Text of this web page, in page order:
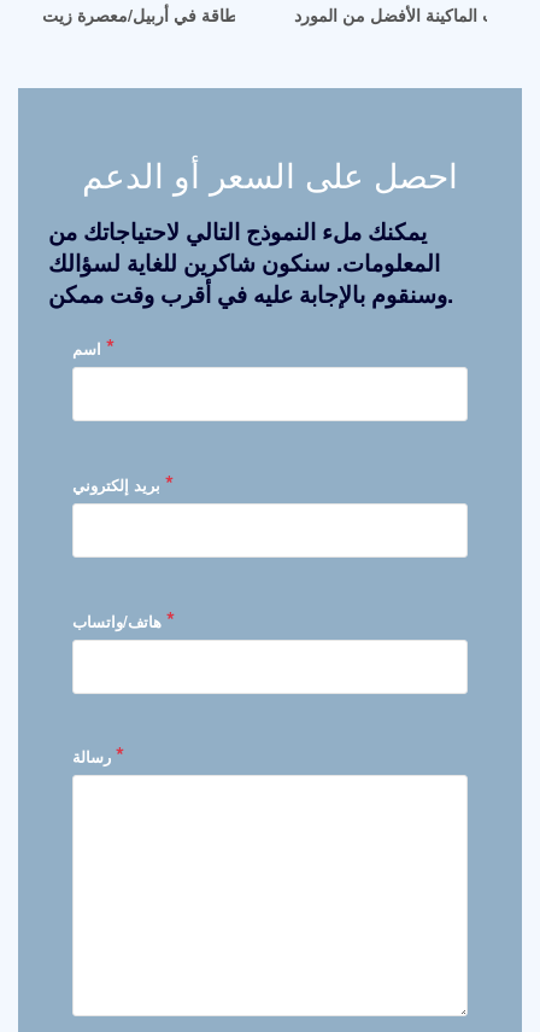
آلات عصر الزيت الكبيرة الموفرة للطاقة في أربيل/معصرة زيت
زيت الماكينة الأفضل من المورد
احصل على السعر أو الدعم
يمكنك ملء النموذج التالي لاحتياجاتك من
المعلومات. سنكون شاكرين للغاية لسؤالك
وسنقوم بالإجابة عليه في أقرب وقت ممكن.
*
*
*
*